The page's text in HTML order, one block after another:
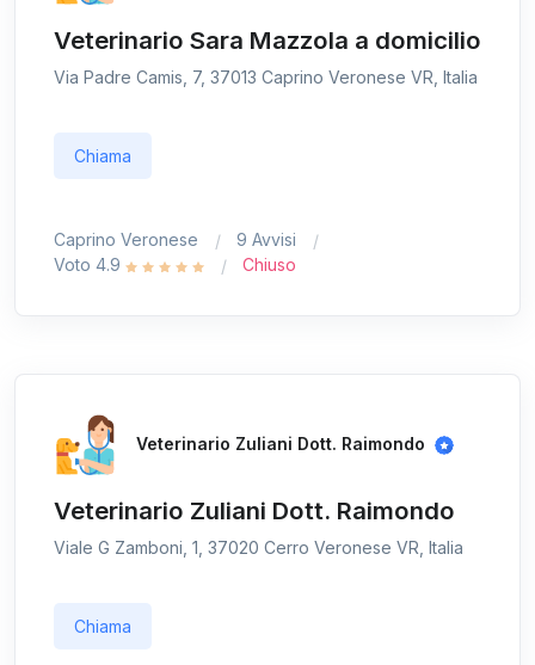
Veterinario Sara Mazzola a domicilio
Via Padre Camis, 7, 37013 Caprino Veronese VR, Italia
Chiama
Caprino Veronese
9 Avvisi
Voto 4.9
Chiuso
Veterinario Zuliani Dott. Raimondo
Veterinario Zuliani Dott. Raimondo
Viale G Zamboni, 1, 37020 Cerro Veronese VR, Italia
Chiama